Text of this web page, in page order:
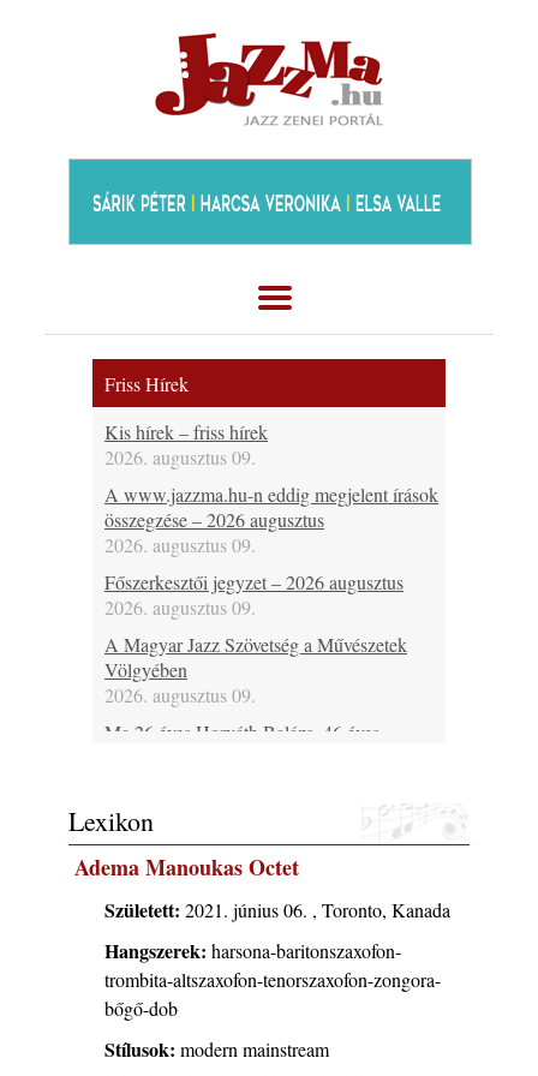
Friss Hírek
Kis hírek – friss hírek
2026. augusztus 09.
A www.jazzma.hu-n eddig megjelent írások
összegzése – 2026 augusztus
2026. augusztus 09.
Főszerkesztői jegyzet – 2026 augusztus
2026. augusztus 09.
A Magyar Jazz Szövetség a Művészetek
Völgyében
2026. augusztus 09.
Ma 26 éves Horváth Balázs, 46 éves
éves Malecz Attila, 80 éves Pataki László és
75 éves Hugh Ragin
2026. augusztus 09.
2026. augusztus 09.
Ma 55 éve halt meg Len Hughes
2026. augusztus 09.
Ezen a napon – augusztus 9. (2026)
2026. augusztus 09.
Lexikon
Adema Manoukas Octet
Született: 2021. június 06. , Toronto, Kanada
Hangszerek: harsona-baritonszaxofon-
trombita-altszaxofon-tenorszaxofon-zongora-
bőgő-dob
Stílusok: modern mainstream